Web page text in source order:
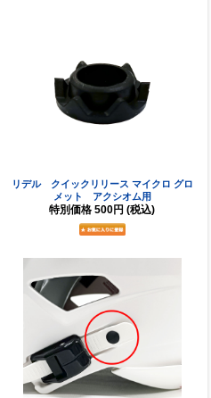
リデル クイックリリース マイクロ グロ
メット アクシオム用
特別価格 500円 (税込)